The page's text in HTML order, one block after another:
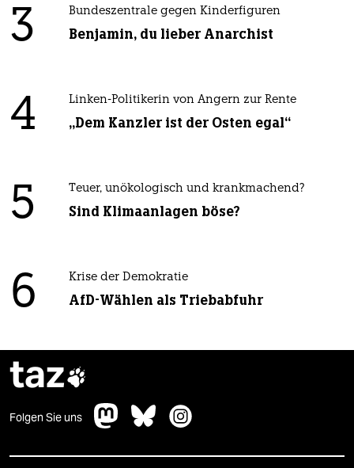
3 Bundeszentrale gegen Kinderfiguren
Benjamin, du lieber Anarchist
4 Linken-Politikerin von Angern zur Rente
„Dem Kanzler ist der Osten egal“
5 Teuer, unökologisch und krankmachend?
Sind Klimaanlagen böse?
6 Krise der Demokratie
AfD-Wählen als Triebabfuhr
taz
Folgen Sie uns